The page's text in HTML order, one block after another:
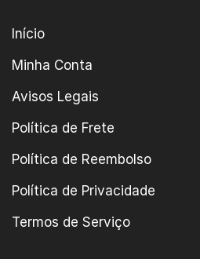
Início
Minha Conta
Avisos Legais
Política de Frete
Política de Reembolso
Política de Privacidade
Termos de Serviço